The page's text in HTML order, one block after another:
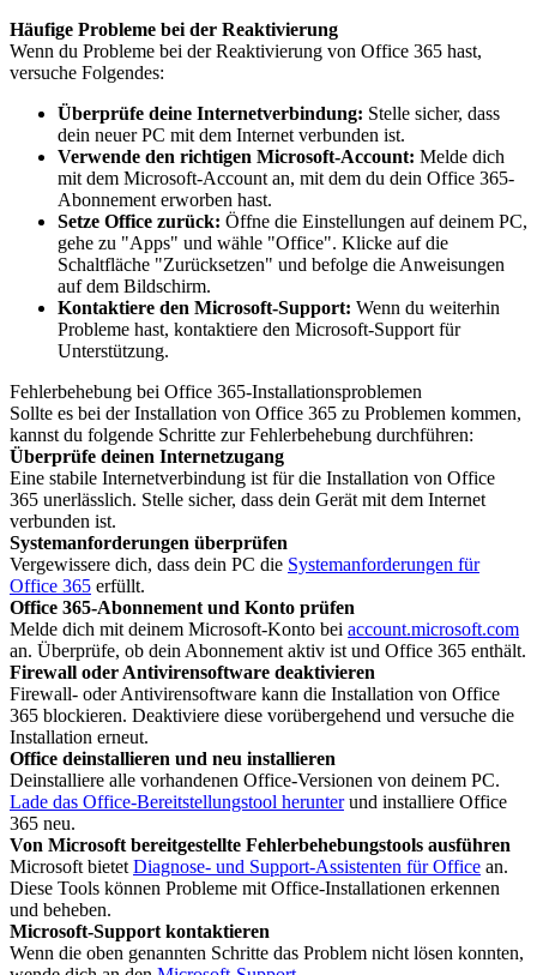
Häufige Probleme bei der Reaktivierung
Wenn du Probleme bei der Reaktivierung von Office 365 hast,
versuche Folgendes:
Überprüfe deine Internetverbindung: Stelle sicher, dass
dein neuer PC mit dem Internet verbunden ist.
Verwende den richtigen Microsoft-Account: Melde dich
mit dem Microsoft-Account an, mit dem du dein Office 365-
Abonnement erworben hast.
Setze Office zurück: Öffne die Einstellungen auf deinem PC,
gehe zu "Apps" und wähle "Office". Klicke auf die
Schaltfläche "Zurücksetzen" und befolge die Anweisungen
auf dem Bildschirm.
Kontaktiere den Microsoft-Support: Wenn du weiterhin
Probleme hast, kontaktiere den Microsoft-Support für
Unterstützung.
Fehlerbehebung bei Office 365-Installationsproblemen
Sollte es bei der Installation von Office 365 zu Problemen kommen,
kannst du folgende Schritte zur Fehlerbehebung durchführen:
Überprüfe deinen Internetzugang
Eine stabile Internetverbindung ist für die Installation von Office
365 unerlässlich. Stelle sicher, dass dein Gerät mit dem Internet
verbunden ist.
Systemanforderungen überprüfen
Vergewissere dich, dass dein PC die Systemanforderungen für
Office 365 erfüllt.
Office 365-Abonnement und Konto prüfen
Melde dich mit deinem Microsoft-Konto bei account.microsoft.com
an. Überprüfe, ob dein Abonnement aktiv ist und Office 365 enthält.
Firewall oder Antivirensoftware deaktivieren
Firewall- oder Antivirensoftware kann die Installation von Office
365 blockieren. Deaktiviere diese vorübergehend und versuche die
Installation erneut.
Office deinstallieren und neu installieren
Deinstalliere alle vorhandenen Office-Versionen von deinem PC.
Lade das Office-Bereitstellungstool herunterund installiere Office
365 neu.
Von Microsoft bereitgestellte Fehlerbehebungstools ausführen
Microsoft bietet Diagnose- und Support-Assistenten für Office an.
Diese Tools können Probleme mit Office-Installationen erkennen
und beheben.
Microsoft-Support kontaktieren
Wenn die oben genannten Schritte das Problem nicht lösen konnten,